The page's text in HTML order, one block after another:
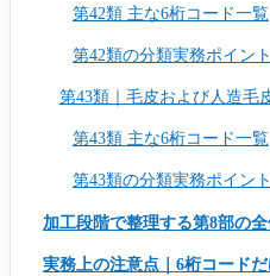
第42類 主な6桁コード一覧
第42類の分類実務ポイント
第43類｜毛皮および人造毛
第43類 主な6桁コード一覧
第43類の分類実務ポイント
加工段階で整理する第8部の
実務上の注意点｜6桁コード